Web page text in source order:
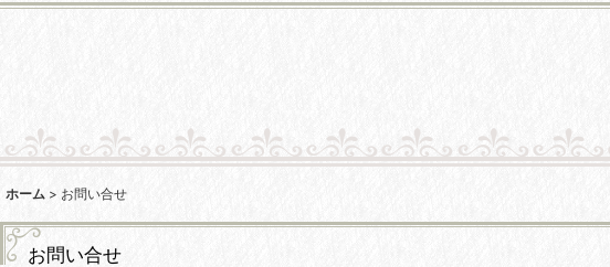
ホーム > お問い合せ
お問い合せ